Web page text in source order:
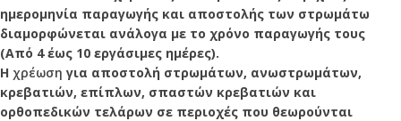
ημερομηνία παραγωγής και αποστολής των στρωμάτω
διαμορφώνεται ανάλογα με το χρόνο παραγωγής τους
(Από 4 έως 10 εργάσιμες ημέρες).
Η χρέωση για αποστολή στρωμάτων, ανωστρωμάτων,
κρεβατιών, επίπλων, σπαστών κρεβατιών και
ορθοπεδικών τελάρων σε περιοχές που θεωρούνται